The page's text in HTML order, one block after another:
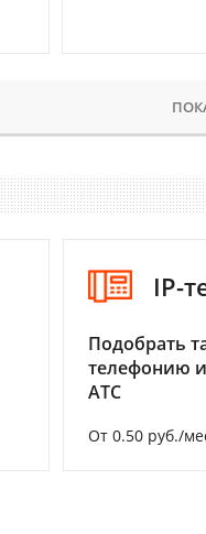
IP-
Подобрать
телефонию
АТС
От 0.50 руб./